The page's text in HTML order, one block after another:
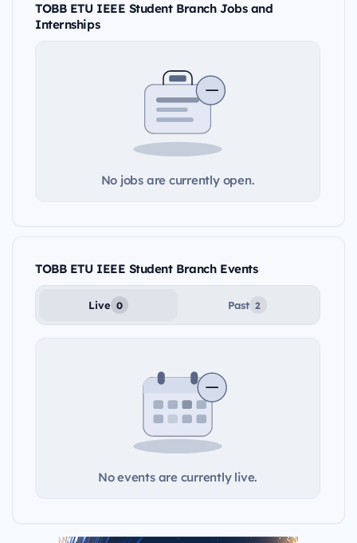
TOBB ETU IEEE Student Branch Jobs and
Internships
No jobs are currently open.
TOBB ETU IEEE Student Branch Events
Live 0 Past 2
No events are currently live.